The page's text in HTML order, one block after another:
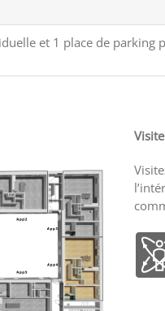
et 1 place de parking